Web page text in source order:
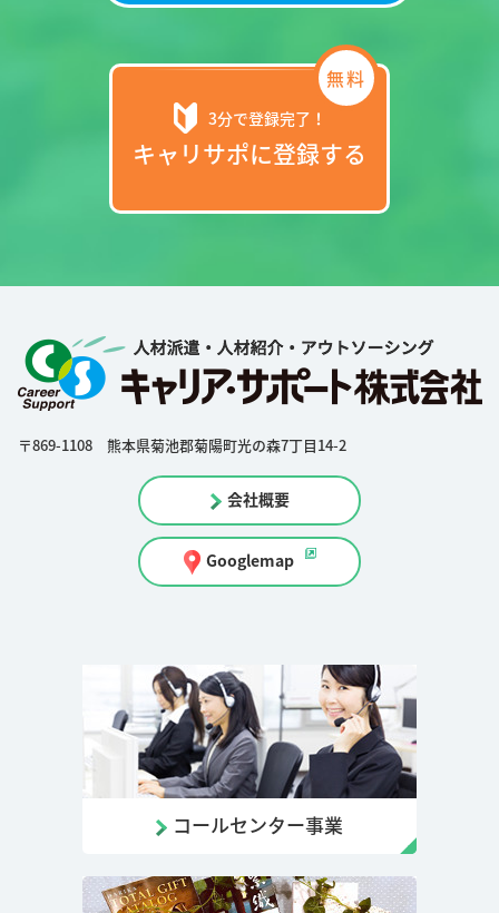
3分で登録完了！
キャリサポに登録する
〒869-1108 熊本県菊池郡菊陽町光の森7丁目14-2
会社概要
Googlemap
コールセンター事業